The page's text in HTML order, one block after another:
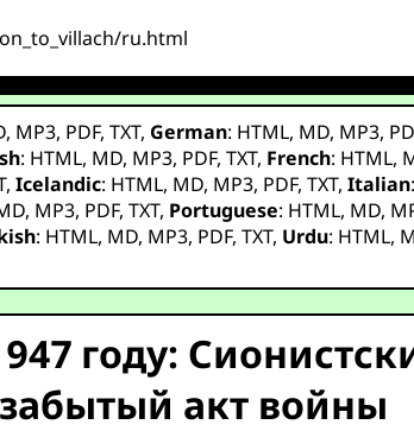
ru.html
, MP3, PDF,TXT, German: HTML, MD, MP3,
: HTML, MD, MP3, PDF,TXT, French: HTML,
,Icelandic: HTML, MD, MP3, PDF,TXT,Italian:
, MP3, PDF,TXT, Portuguese: HTML, MD,
: HTML, MD, MP3, PDF,TXT, Urdu: HTML,
году:
акт войны